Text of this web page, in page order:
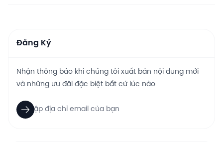
Đăng Ký
Nhận thông báo khi chúng tôi xuất bản nội dung mới
và những ưu đãi đặc biệt bất cứ lúc nào